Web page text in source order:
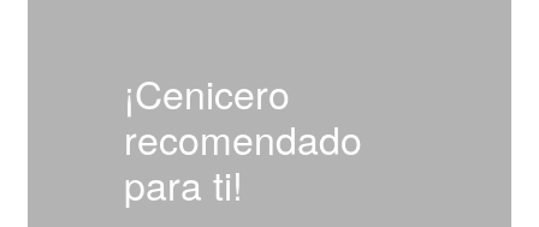
¡Cenicero
recomendado
para ti!